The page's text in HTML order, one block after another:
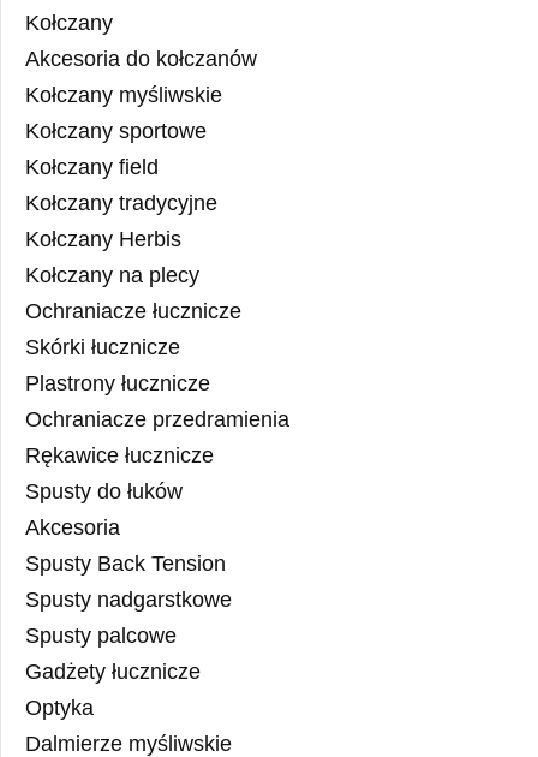
Kołczany
Akcesoria do kołczanów
Kołczany myśliwskie
Kołczany sportowe
Kołczany field
Kołczany tradycyjne
Kołczany Herbis
Kołczany na plecy
Ochraniacze łucznicze
Skórki łucznicze
Plastrony łucznicze
Ochraniacze przedramienia
Rękawice łucznicze
Spusty do łuków
Akcesoria
Spusty Back Tension
Spusty nadgarstkowe
Spusty palcowe
Gadżety łucznicze
Optyka
Dalmierze myśliwskie